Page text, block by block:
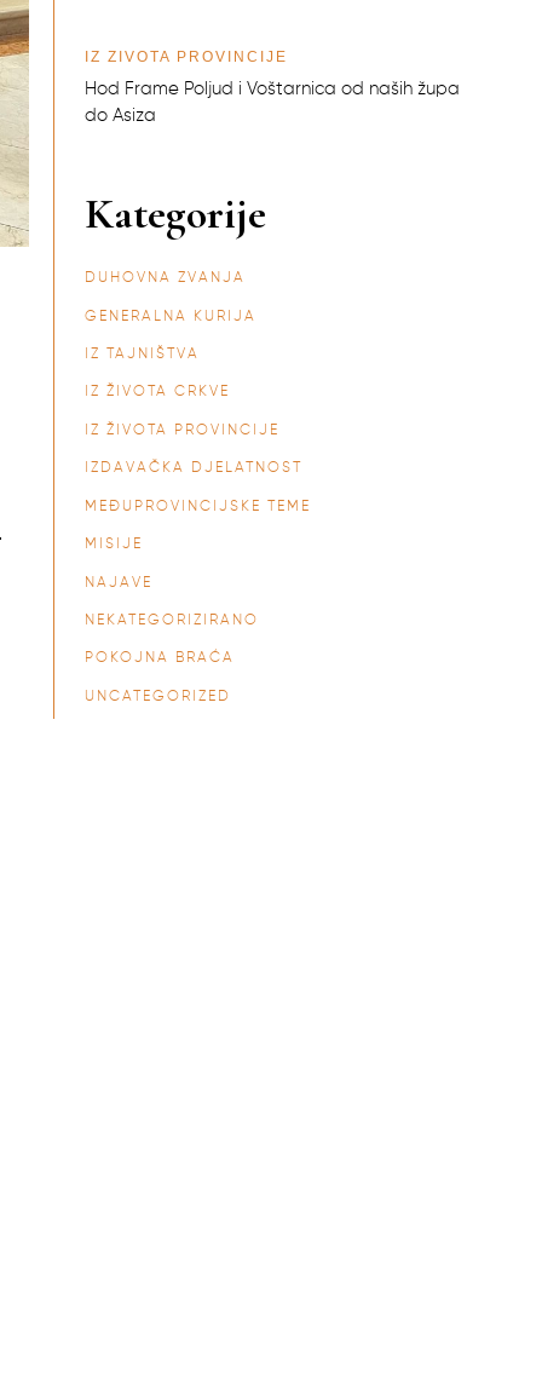
IZ ŽIVOTA PROVINCIJE
Hod Frame Poljud i Voštarnica od naših župa
do Asiza
Kategorije
DUHOVNA ZVANJA
GENERALNA KURIJA
IZ TAJNIŠTVA
IZ ŽIVOTA CRKVE
IZ ŽIVOTA PROVINCIJE
IZDAVAČKA DJELATNOST
MEĐUPROVINCIJSKE TEME
MISIJE
NAJAVE
NEKATEGORIZIRANO
POKOJNA BRAĆA
UNCATEGORIZED